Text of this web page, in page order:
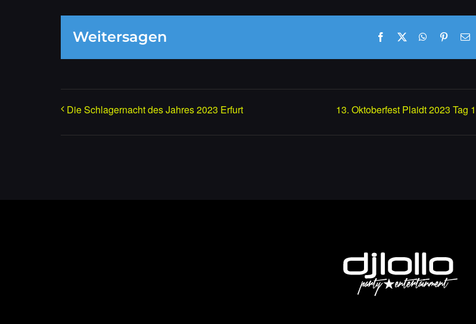
Weitersagen Facebook
X WhatsApp
Pinterest
E-
Die Schlagernacht des Jahres 2023 Erfurt 13. Oktoberfest Plaidt 2023 Tag 1